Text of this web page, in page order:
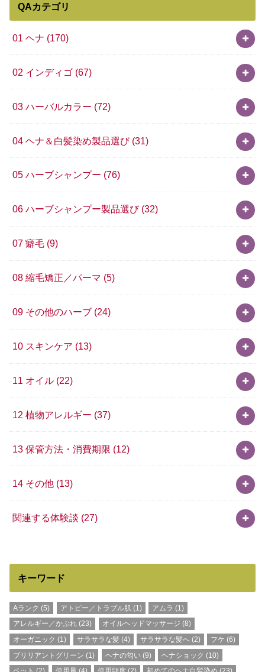
QAカテゴリ
01 ヘナ (170)
02 インディゴ (67)
03 ハーバルカラー (72)
04 ヘナ＆白髪染め製品選び (31)
05 ハーブシャンプー (76)
06 ハーブシャンプー製品選び (32)
07 癖毛 (9)
08 縮毛矯正／パーマ (5)
09 その他のハーブ (24)
10 スキンケア (13)
11 オイル (22)
12 植物アレルギー (37)
13 保管方法・消費期限 (12)
14 その他 (13)
関連する体験談 (27)
キーワード
Aランク (5) アトピー／トラブル肌(1) アムラ (1)
アレルギー／かぶれ (23) オイルヘッドマッサージ (8)
オーガニック (1) サラサラな髪(4) サラサラな髪へ(2) フケ (6)
ブリリアントグリーン (1) ヘナの匂い(9) ヘナショック (10)